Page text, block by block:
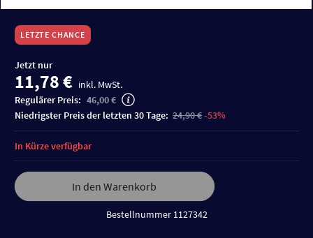
LETZTE CHANCE
Jetzt nur
11,78 € inkl. MwSt.
Regulärer Preis: 46,00 €
niedrigster Preis der letzten 30 Tage: 24,90 €-53%
In den Warenkorb
Bestellnummer 1127342
In Kürze verfügbar